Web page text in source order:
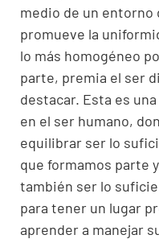
medio de un entorno
promueve la
lo más homogéneo
parte, premia el ser
destacar. Esta es
en el ser humano,
equilibrar ser lo
que formamos parte
también ser lo
para tener un lugar
aprender a manejar